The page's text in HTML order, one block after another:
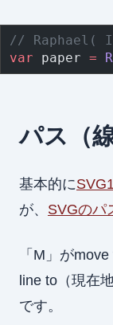
// Raphael(
var paper =
パス（
基本的に
が、 SVGのパ
「M」が
line to（現在
です。